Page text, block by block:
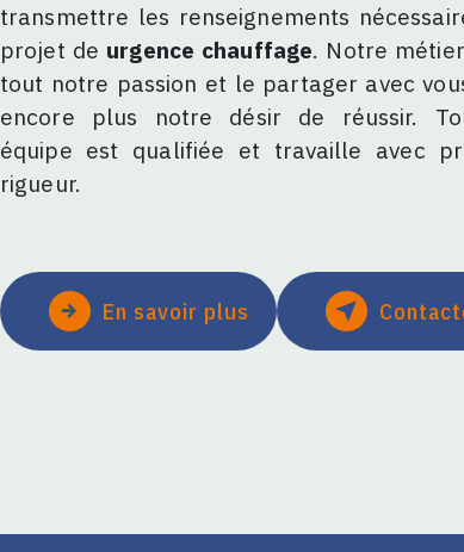
transmettre les renseignements
projet de urgence chauffage. Notre
tout notre passion et le partager avec
encore plus notre désir de réussir.
équipe est qualifiée et travaille avec
rigueur.
En savoir plus